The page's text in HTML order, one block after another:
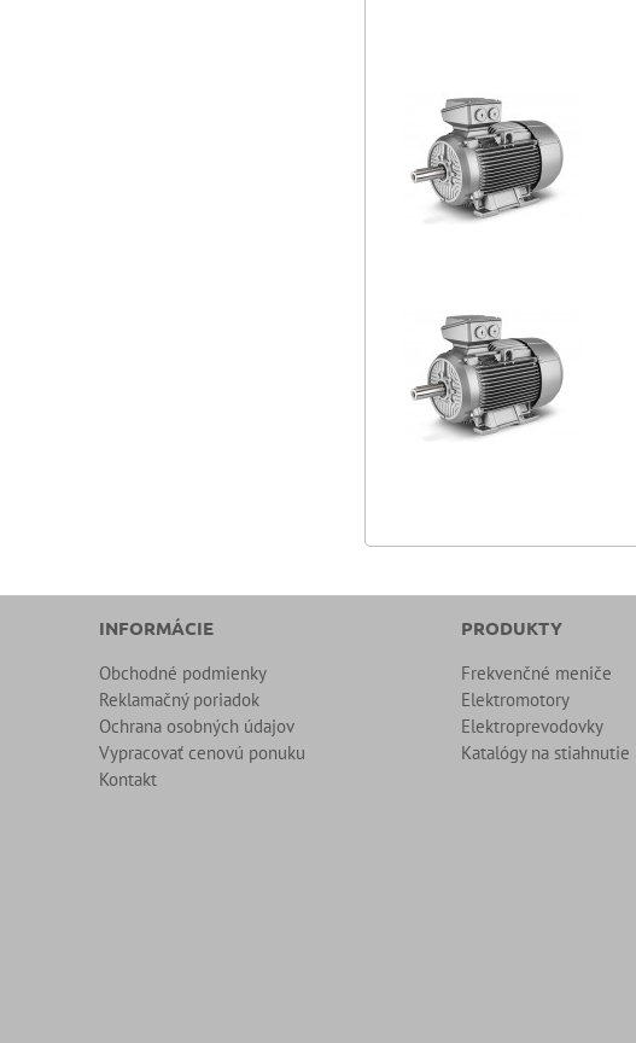
INFORMÁCIE
Obchodné podmienky
Reklamačný poriadok
Ochrana osobných údajov
Vypracovať cenovú ponuku
Kontakt
PRODUKTY
Frekvenčné meniče
Elektromotory
Elektroprevodovky
Katalógy na stiahnutie